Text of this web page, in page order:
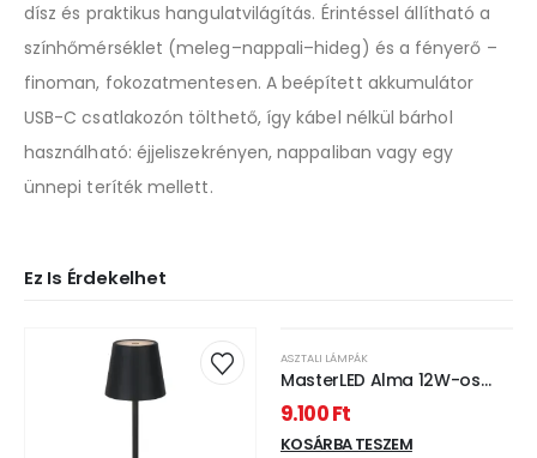
dísz és praktikus hangulatvilágítás. Érintéssel állítható a
színhőmérséklet (meleg–nappali–hideg) és a fényerő –
finoman, fokozatmentesen. A beépített akkumulátor
USB-C csatlakozón tölthető, így kábel nélkül bárhol
használható: éjjeliszekrényen, nappaliban vagy egy
ünnepi teríték mellett.
Ez Is Érdekelhet
ASZTALI LÁMPÁK
MasterLED Alma 12W-os
fekete asztali lámpa RGB +
CCT
9.100Ft
KOSÁRBA TESZEM